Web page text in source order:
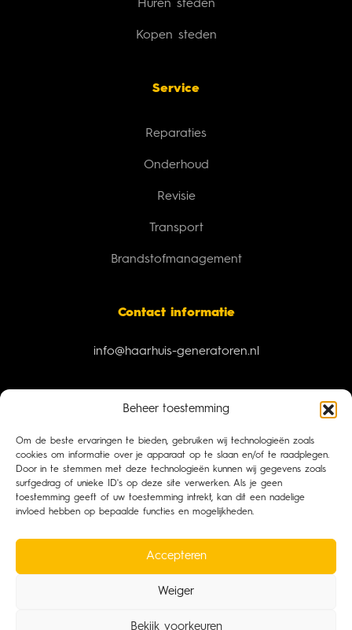
Beheer toestemming
Om de beste ervaringen te bieden, gebruiken wij technologieën zoals
cookies om informatie over je apparaat op te slaan en/of te raadplegen.
Door in te stemmen met deze technologieën kunnen wij gegevens zoals
surfgedrag of unieke ID's op deze site verwerken. Als je geen
toestemming geeft of uw toestemming intrekt, kan dit een nadelige
invloed hebben op bepaalde functies en mogelijkheden.
Accepteren
Weiger
Bekijk voorkeuren
Huren steden
Kopen steden
Service
Reparaties
Onderhoud
Revisie
Transport
Brandstofmanagement
Contact informatie
info@haarhuis-generatoren.nl
Rossumerstraat 19
7636 PK, Agelo (Ootmarsum)
+31 (0)541 29 29 70
Cookiebeleid